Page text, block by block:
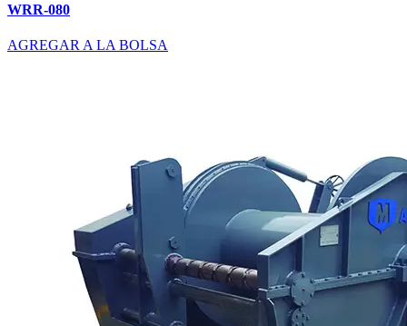
WRR-080
AGREGAR A LA BOLSA